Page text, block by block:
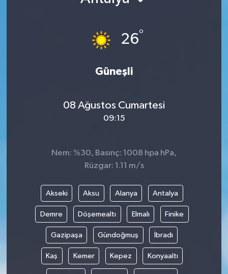
26°
Güneşli
08 Ağustos Cumartesi
09:15
Nem: %30, Basınç: 1008 hpa hPa,
Rüzgar: 1.11 m/s
Akseki Aksu Alanya Antalya
Demre Döşemealtı Elmalı Finike
Gazipaşa Gündoğmuş İbradı
Kaş Kemer Kepez Konyaaltı